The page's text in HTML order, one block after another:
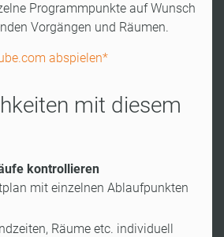
Programmpunkte auf Wunsch
Vorgängen und Räumen.
abspielen*
mit diesem
kontrollieren
mit einzelnen Ablaufpunkten
Räume etc. individuell